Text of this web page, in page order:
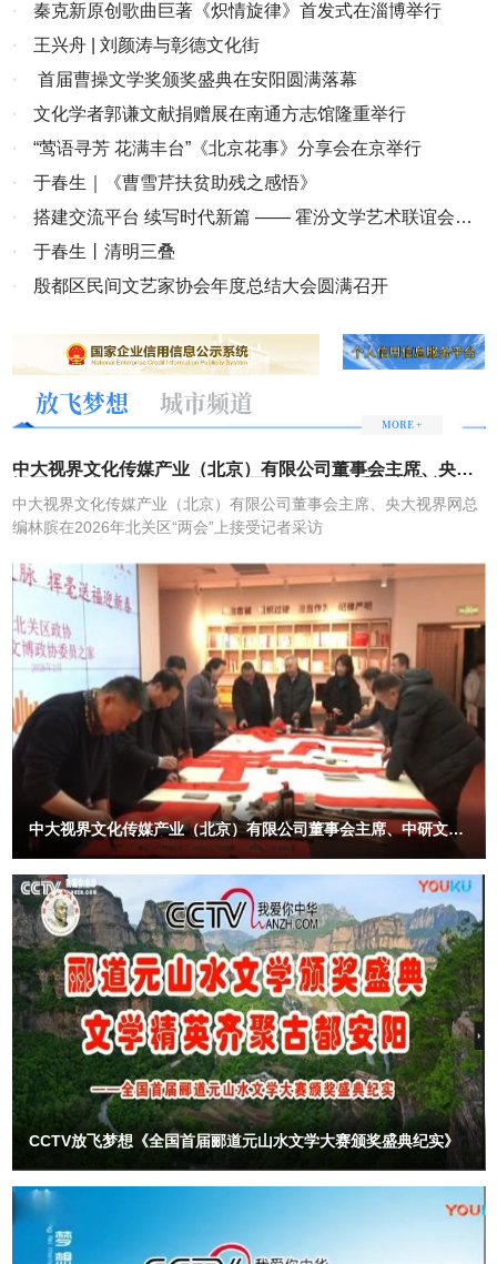
国年味走向世界年味是代代相传的幸福仪式。洽洽以快乐大篷车为流
动的年味载体，满载欢喜与福气走进百城街巷，在热闹互动中实现
场景化、趣味化的创新表达，为春节营销赋予新解法，唤醒大众心中
深藏的年味记忆。与此同时，洽洽海外送福活动同步开启，在美国、
加拿大、澳大利亚等全球11个国家和地区点亮新春祝福，让中国年
味跨越山海，与海内外华人共迎中国年。从旅途到家门，从国内到海
外，洽洽用一场场鲜活的新春体验，唤醒年味记忆、焕新年味表达，
让传统年味更具时代活力，也让中国年味走向世界。
·
秦克新原创歌曲巨著《炽情旋律》首发式在淄博举行
·
王兴舟 | 刘颜涛与彰德文化街
·
首届曹操文学奖颁奖盛典在安阳圆满落幕
·
文化学者郭谦文献捐赠展在南通方志馆隆重举行
·
“莺语寻芳 花满丰台”《北京花事》分享会在京举行
·
于春生｜《曹雪芹扶贫助残之感悟》
·
搭建交流平台 续写时代新篇 —— 霍汾文学艺术联谊会成
立
·
于春生丨清明三叠
·
殷都区民间文艺家协会年度总结大会圆满召开
放飞梦想 城市频道
MORE +
中大视界文化传媒产业（北京）有限公司董事会主席、央大
中大视界文化传媒产业（北京）有限公司董事会主席、央大视界网总
编林膑在2026年北关区“两会”上接受记者采访
中大视界文化传媒产业（北京）有限公司董事会主席、中研文化
艺术工作委员会主席林膑在中国文字博物馆义写春联送祝福活动
接受安阳电视台记者采访
CCTV放飞梦想《全国首届郦道元山水文学大赛颁奖盛典纪实》